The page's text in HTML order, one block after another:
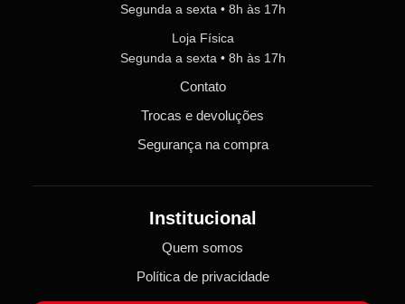
Segunda a sexta • 8h às 17h
Loja Física
Segunda a sexta • 8h às 17h
Contato
Trocas e devoluções
Segurança na compra
Institucional
Quem somos
Política de privacidade